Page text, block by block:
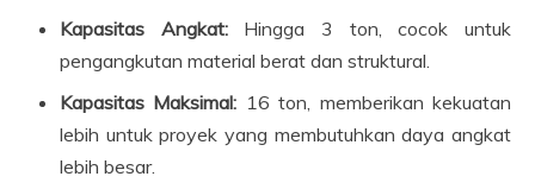
Kapasitas Angkat:Hingga 3 ton, cocok untuk
pengangkutan material berat dan struktural.
Kapasitas Maksimal: 16 ton, memberikan kekuatan
lebih untuk proyek yang membutuhkan daya angkat
lebih besar.